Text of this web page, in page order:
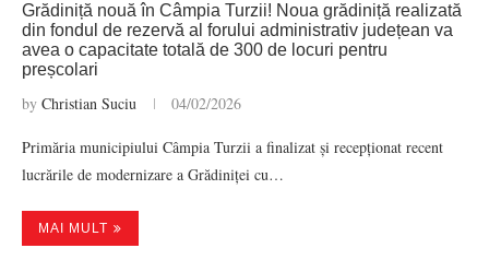
Grădiniță nouă în Câmpia Turzii! Noua grădiniță realizată
din fondul de rezervă al forului administrativ județean va
avea o capacitate totală de 300 de locuri pentru
preșcolari
by Christian Suciu 04/02/2026
Primăria municipiului Câmpia Turzii a finalizat și recepționat recent
lucrările de modernizare a Grădiniței cu…
MAI MULT